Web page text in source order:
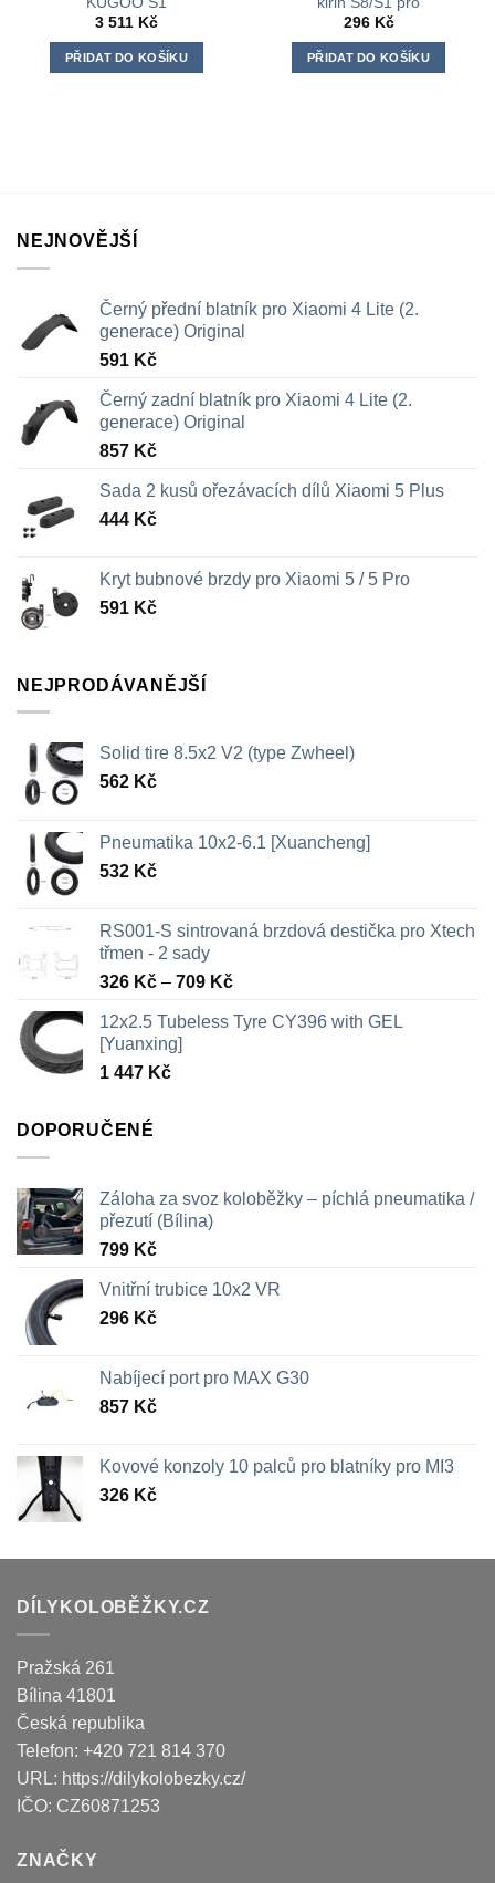
3 511 Kč
PŘIDAT DO KOŠÍKU
296 Kč
PŘIDAT DO KOŠÍKU
NEJNOVĚJŠÍ
Černý přední blatník pro Xiaomi 4 Lite (2.
generace) Original
591 Kč
Černý zadní blatník pro Xiaomi 4 Lite (2.
generace) Original
857 Kč
Sada 2 kusů ořezávacích dílů Xiaomi 5 Plus
444 Kč
Kryt bubnové brzdy pro Xiaomi 5 / 5 Pro
591 Kč
NEJPRODÁVANĚJŠÍ
Solid tire 8.5x2 V2 (type Zwheel)
562 Kč
Pneumatika 10x2-6.1 [Xuancheng]
532 Kč
RS001-S sintrovaná brzdová destička pro Xtech
třmen - 2 sady
326 Kč – 709 KčRozpětí
326 Kč
12x2.5 Tubeless Tyre CY396 with GEL
[Yuanxing]
1 447 Kč
DOPORUČENÉ
Záloha za svoz koloběžky – píchlá pneumatika /
přezutí (Bílina)
799 Kč
Vnitřní trubice 10x2 VR
296 Kč
Nabíjecí port pro MAX G30
857 Kč
Kovové konzoly 10 palců pro blatníky pro MI3
326 Kč
DÍLYKOLOBĚŽKY.CZ
Pražská 261
Bílina 41801
Česká republika
Telefon: +420 721 814 370
URL: https://dilykolobezky.cz/
IČO: CZ60871253
ZNAČKY